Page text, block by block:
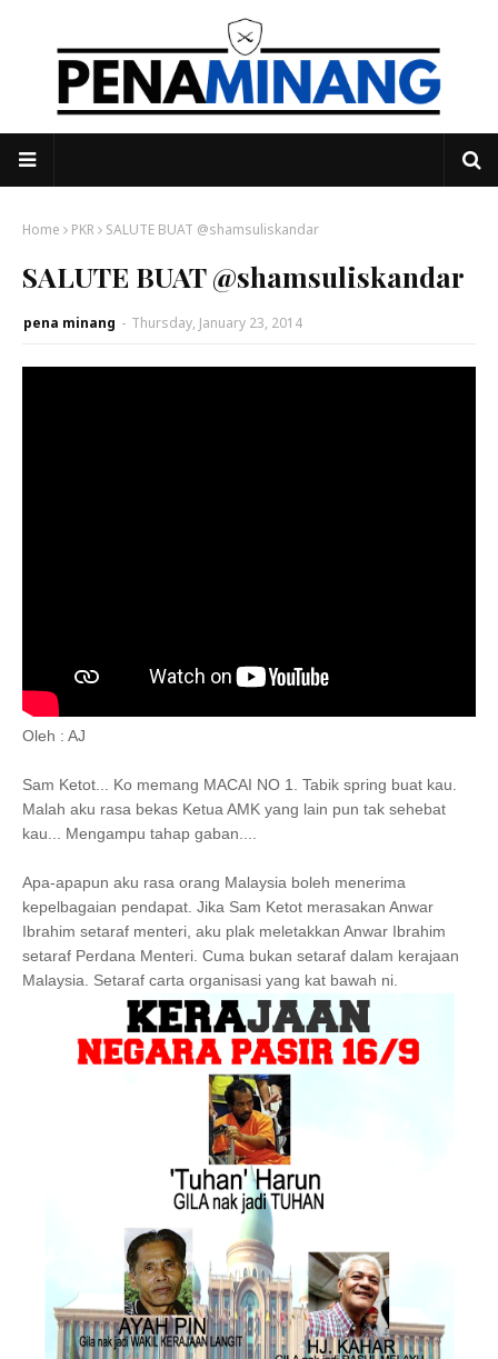
Home PKR SALUTE BUAT @shamsuliskandar
SALUTE BUAT @shamsuliskandar
pena minang - Thursday, January 23, 2014
Oleh : AJ
Sam Ketot... Ko memang MACAI NO 1. Tabik spring buat kau.
Malah aku rasa bekas Ketua AMK yang lain pun tak sehebat
kau... Mengampu tahap gaban....
Apa-apapun aku rasa orang Malaysia boleh menerima
kepelbagaian pendapat. Jika Sam Ketot merasakan Anwar
Ibrahim setaraf menteri, aku plak meletakkan Anwar Ibrahim
setaraf Perdana Menteri. Cuma bukan setaraf dalam kerajaan
Malaysia. Setaraf carta organisasi yang kat bawah ni.